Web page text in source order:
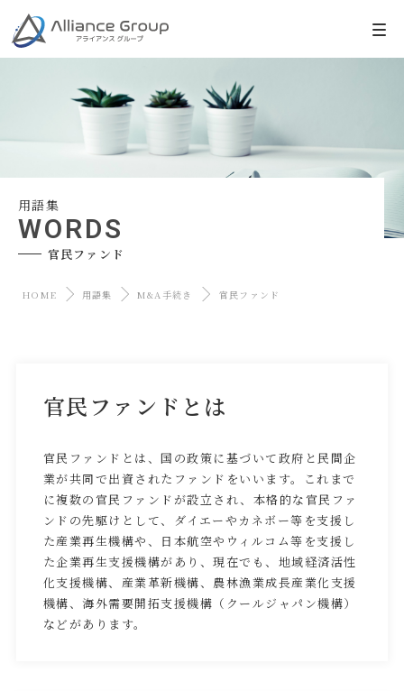
用語集
WORDS
官民ファンド
HOME 用語集 M&A手続き 官民ファンド
官民ファンドとは
官民ファンドとは、国の政策に基づいて政府と民間企
業が共同で出資されたファンドをいいます。これまで
に複数の官民ファンドが設立され、本格的な官民ファ
ンドの先駆けとして、ダイエーやカネボー等を支援し
た産業再生機構や、日本航空やウィルコム等を支援し
た企業再生支援機構があり、現在でも、地域経済活性
化支援機構、産業革新機構、農林漁業成長産業化支援
機構、海外需要開拓支援機構（クールジャパン機構）
などがあります。